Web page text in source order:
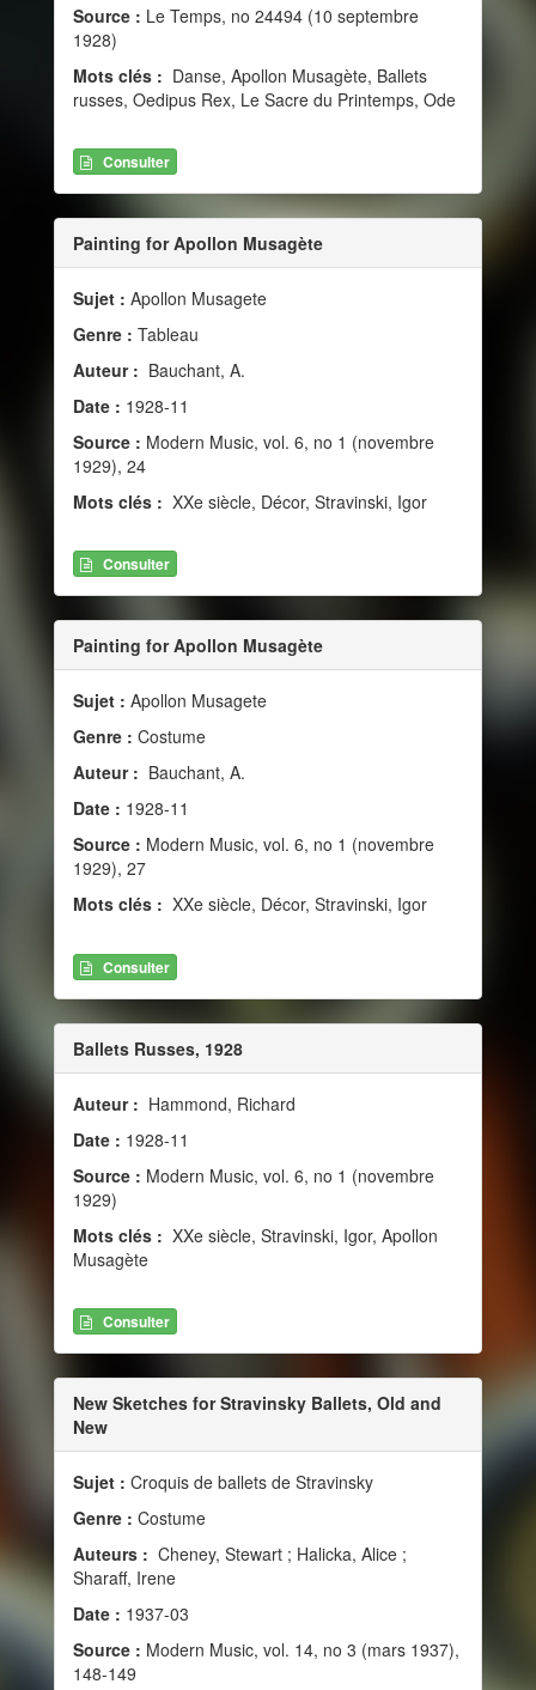
Source : Le Temps, no 24494 (10 septembre
1928)
Mots clés : Danse, Apollon Musagète, Ballets
russes, Oedipus Rex, Le Sacre du Printemps, Ode
Consulter
Painting for Apollon Musagète
Sujet : Apollon Musagete
Genre : Tableau
Auteur : Bauchant, A.
Date : 1928-11
Source : Modern Music, vol. 6, no 1 (novembre
1929), 24
Mots clés : XXe siècle, Décor, Stravinski, Igor
Consulter
Painting for Apollon Musagète
Sujet : Apollon Musagete
Genre : Costume
Auteur : Bauchant, A.
Date : 1928-11
Source : Modern Music, vol. 6, no 1 (novembre
1929), 27
Mots clés : XXe siècle, Décor, Stravinski, Igor
Consulter
Ballets Russes, 1928
Auteur : Hammond, Richard
Date : 1928-11
Source : Modern Music, vol. 6, no 1 (novembre
1929)
Mots clés : XXe siècle, Stravinski, Igor, Apollon
Musagète
Consulter
New Sketches for Stravinsky Ballets, Old and
New
Sujet : Croquis de ballets de Stravinsky
Genre : Costume
Auteurs : Cheney, Stewart ; Halicka, Alice ;
Sharaff, Irene
Date : 1937-03
Source : Modern Music, vol. 14, no 3 (mars 1937),
148-149